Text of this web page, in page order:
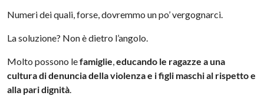
Numeri dei quali, forse, dovremmo un po’ vergognarci.
La soluzione? Non è dietro l’angolo.
Molto possono lefamiglie ,educando le ragazze a una
cultura di denuncia della violenza e i figli maschi al rispetto e
alla pari dignità